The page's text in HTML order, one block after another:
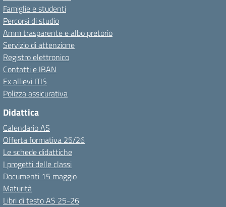
Famiglie e studenti
Percorsi di studio
Amm trasparente e albo pretorio
Servizio di attenzione
Registro elettronico
Contatti e IBAN
Ex allievi ITIS
Polizza assicurativa
Didattica
Calendario AS
Offerta formativa 25/26
Le schede didattiche
I progetti delle classi
Documenti 15 maggio
Maturità
Libri di testo AS 25-26